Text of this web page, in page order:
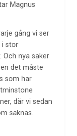
Magnus
gång vi ser
i stor
Och nya saker
det måste
som har
där vi sedan
saknas.